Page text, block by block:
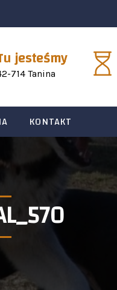
jesteśmy
714 Tanina
KONTAKT